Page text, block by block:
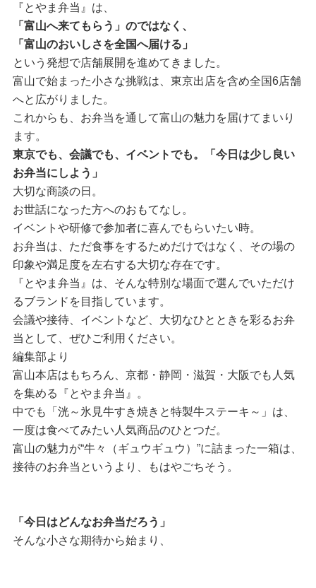
『とやま弁当』は、
「富山へ来てもらう」のではなく、
「富山のおいしさを全国へ届ける」
という発想で店舗展開を進めてきました。
富山で始まった小さな挑戦は、東京出店を含め全国6店舗
へと広がりました。
これからも、お弁当を通して富山の魅力を届けてまいり
ます。
東京でも、会議でも、イベントでも。「今日は少し良い
お弁当にしよう」
大切な商談の日。
お世話になった方へのおもてなし。
イベントや研修で参加者に喜んでもらいたい時。
お弁当は、ただ食事をするためだけではなく、その場の
印象や満足度を左右する大切な存在です。
『とやま弁当』は、そんな特別な場面で選んでいただけ
るブランドを目指しています。
会議や接待、イベントなど、大切なひとときを彩るお弁
当として、ぜひご利用ください。
編集部より
富山本店はもちろん、京都・静岡・滋賀・大阪でも人気
を集める『とやま弁当』。
中でも「洸～氷見牛すき焼きと特製牛ステーキ～」は、
一度は食べてみたい人気商品のひとつだ。
富山の魅力が“牛々（ギュウギュウ）”に詰まった一箱は、
接待のお弁当というより、もはやごちそう。
「今日はどんなお弁当だろう」
そんな小さな期待から始まり、